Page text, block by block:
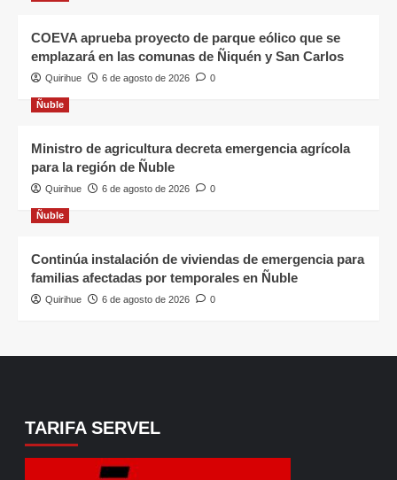
COEVA aprueba proyecto de parque eólico que se
emplazará en las comunas de Ñiquén y San Carlos
Quirihue 6 de agosto de 2026 0
Ñuble
Ministro de agricultura decreta emergencia agrícola
para la región de Ñuble
Quirihue 6 de agosto de 2026 0
Ñuble
Continúa instalación de viviendas de emergencia para
familias afectadas por temporales en Ñuble
Quirihue 6 de agosto de 2026 0
TARIFA SERVEL